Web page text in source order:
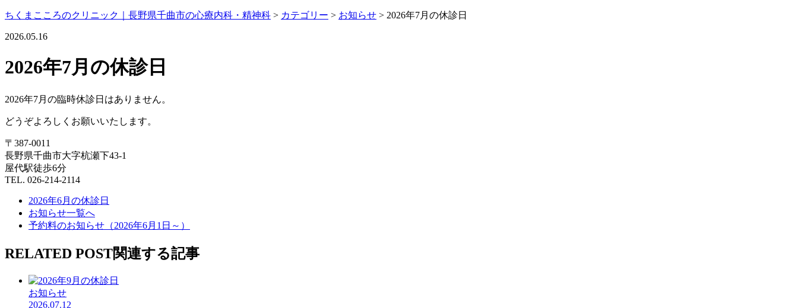
ちくまこころのクリニック｜長野県千曲市の心療内科・精神科 > カテゴリー > お知らせ > 2026年7月の休診日
2026.05.16
2026年7月の休診日
2026年7月の臨時休診日はありません。
どうぞよろしくお願いいたします。
〒387-0011
長野県千曲市大字杭瀬下43-1
屋代駅徒歩6分
TEL. 026-214-2114
2026年6月の休診日
お知らせ一覧へ
予約料のお知らせ（2026年6月1日～）
RELATED POST関連する記事
お知らせ
2026.07.12